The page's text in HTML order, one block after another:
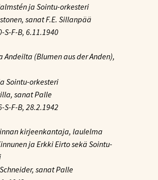
ja Sointu-orkesteri
sanat F.E. Sillanpää
S-F-B, 6.11.1940
Andeilta (Blumen aus der Anden),
Sointu-orkesteri
sanat Palle
S-F-B, 28.2.1942
kirjeenkantaja, laulelma
ja Erkki Eirto sekä Sointu-
sanat Palle